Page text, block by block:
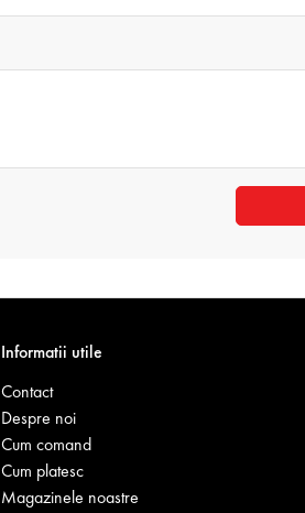
Informatii utile
Contact
Despre noi
Cum comand
Cum platesc
Magazinele noastre